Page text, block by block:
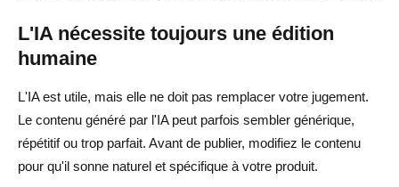
L'IA nécessite toujours une édition
humaine
L'IA est utile, mais elle ne doit pas remplacer votre jugement.
Le contenu généré par l'IA peut parfois sembler générique,
répétitif ou trop parfait. Avant de publier, modifiez le contenu
pour qu'il sonne naturel et spécifique à votre produit.